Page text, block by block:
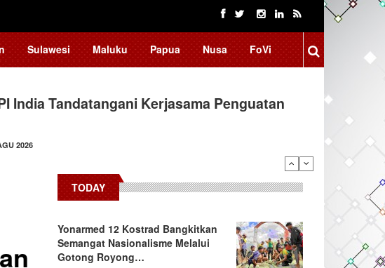
Sulawesi Maluku Papua Nusa FoVi
India Tandatangani Kerjasama Penguatan
2026
TODAY
Yonarmed 12 Kostrad Bangkitkan
Semangat Nasionalisme Melalui
Gotong Royong…